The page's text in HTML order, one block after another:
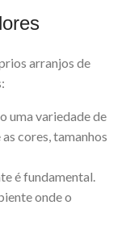
arranjos de
uma variedade de
cores, tamanhos
é fundamental.
onde o